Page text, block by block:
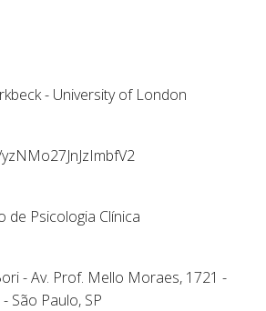
- University of London
de Psicologia Clínica
- Av. Prof. Mello Moraes, 1721 -
São Paulo, SP